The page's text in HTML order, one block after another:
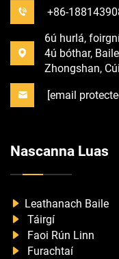
+86-
6ú hurlá,
4ú bóthar,
Zhongshan,
[email
Nascanna Luas
Leathanach Baile
Táirgí
Faoi Rún Linn
Furachtaí